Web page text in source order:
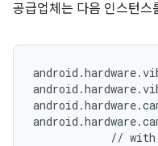
공급업체는 다음 인스턴스
//